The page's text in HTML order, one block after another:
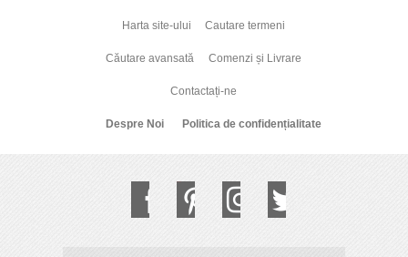
Harta site-ului Cautare termeni
Căutare avansată Comenzi și Livrare
Contactați-ne
Despre Noi Politica de confidențialitate